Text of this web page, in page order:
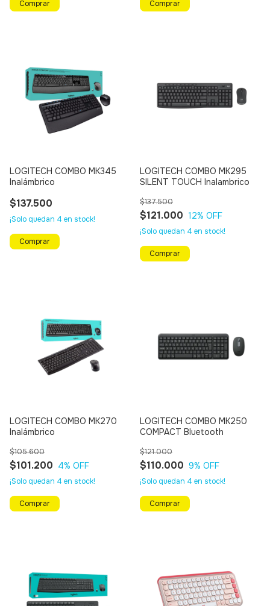
LOGITECH COMBO MK345
Inalámbrico
$137.500
¡Solo quedan 4 en stock!
LOGITECH COMBO MK295
SILENT TOUCH Inalambrico
$121.000
$137.500
12% OFF
¡Solo quedan 4 en stock!
LOGITECH COMBO MK270
Inalámbrico
$101.200
$105.600
4% OFF
¡Solo quedan 4 en stock!
LOGITECH COMBO MK250
COMPACT Bluetooth
$110.000
$121.000
9% OFF
¡Solo quedan 4 en stock!